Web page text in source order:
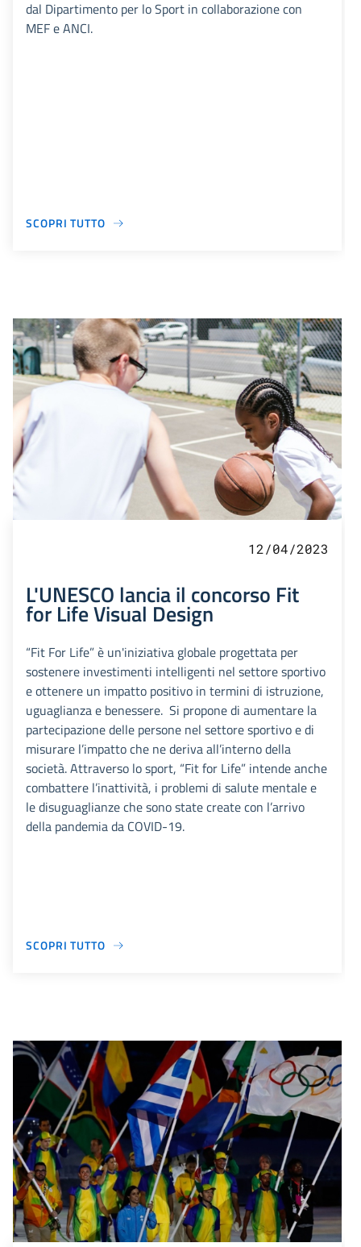
dal Dipartimento per lo Sport in collaborazione con
MEF e ANCI.
SCOPRI TUTTO
12/04/2023
L'UNESCO lancia il concorso Fit
for Life Visual Design
“Fit For Life” è un'iniziativa globale progettata per
sostenere investimenti intelligenti nel settore sportivo
e ottenere un impatto positivo in termini di istruzione,
uguaglianza e benessere. Si propone di aumentare la
partecipazione delle persone nel settore sportivo e di
misurare l’impatto che ne deriva all’interno della
società. Attraverso lo sport, “Fit for Life” intende anche
combattere l’inattività, i problemi di salute mentale e
le disuguaglianze che sono state create con l’arrivo
della pandemia da COVID-19.
SCOPRI TUTTO